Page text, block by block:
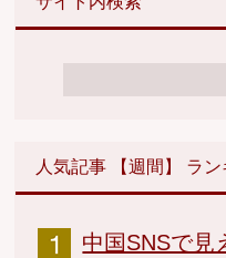
人気記事 【週間】 ラ
中国SNSで見